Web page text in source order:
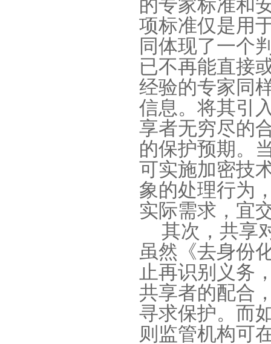
的专家标准和
项标准仅是用
同体现了一个
已不再能直接
经验的专家同
信息。将其引
享者无穷尽的
的保护预期。
可实施加密技
象的处理行为
实际需求，宜
其次，共享
虽然《去身份
止再识别义务
共享者的配合
寻求保护。而
则监管机构可